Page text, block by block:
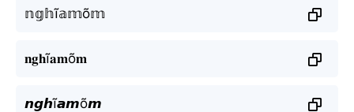
𝕟𝕘𝕙ĩ𝕒𝕞õ𝕞
𝐧𝐠𝐡ĩ𝐚𝐦õ𝐦
𝙣𝙜𝙝ĩ𝙖𝙢õ𝙢